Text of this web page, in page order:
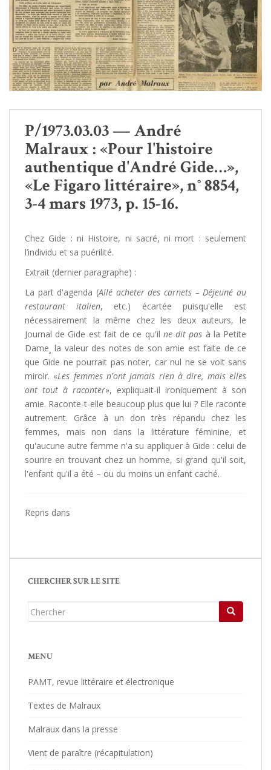
P/1973.03.03 — André
Malraux : «Pour l'histoire
authentique d'André Gide…»,
«Le Figaro littéraire», n° 8854,
3-4 mars 1973, p. 15-16.
Chez Gide : ni Histoire, ni sacré, ni mort : seulement
l’individu et sa puérilité.
Extrait (dernier paragraphe) :
La part d'agenda (Allé acheter des carnets – Déjeuné au
restaurant italien, etc.) écartée puisqu'elle est
nécessairement la même chez les deux auteurs, le
Journal de Gide est fait de ce qu'il ne dit pas à la Petite
Dame¸ la valeur des notes de son amie est faite de ce
que Gide ne pourrait pas noter, car nul ne se voit sans
miroir. «Les femmes n'ont jamais rien à dire, mais elles
ont tout à raconter», expliquait-il ironiquement à son
amie. Raconte-t-elle beaucoup plus que lui ? Elle raconte
autrement. Grâce à un don très répandu chez les
femmes, mais non dans la littérature féminine, et
qu'aucune autre femme n'a su appliquer à Gide : celui de
sourire en trouvant chez un homme, si grand qu'il soit,
l'enfant qu'il a été – ou du moins un enfant caché.
Repris dans
CHERCHER SUR LE SITE
Chercher...
MENU
PAMT, revue littéraire et électronique
Textes de Malraux
Malraux dans la presse
Vient de paraître (récapitulation)